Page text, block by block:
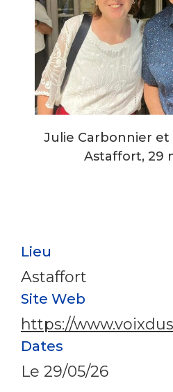
Julie Carbonnier et
Astaffort, 29
Lieu
Astaffort
Site Web
https://
Dates
Le 29/05/26